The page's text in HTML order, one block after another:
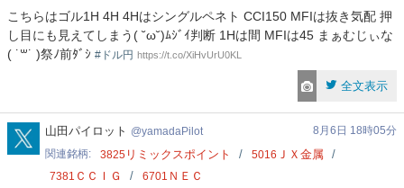
こちらはゴル1H 4H 4Hはシングルペネト CCI150 MFIは抜き気配 押
し目にも見えてしまう( ˘ω˘)ﾑｼﾞｲ判断 1Hは間 MFIは45 まぁむじぃな
( ˙꒳˙ )祭ﾉ前ﾀﾞｼ #ドル円 https://t.co/XiHvUrU0KL
全文表示
yamadaPilot
山田パイロット yamadaPilot
8月6日 18時05分
関連銘柄
3825 リミックスポイント 5016 ＪＸ金属
7381 ＣＣＩＧ 6701 ＮＥＣ